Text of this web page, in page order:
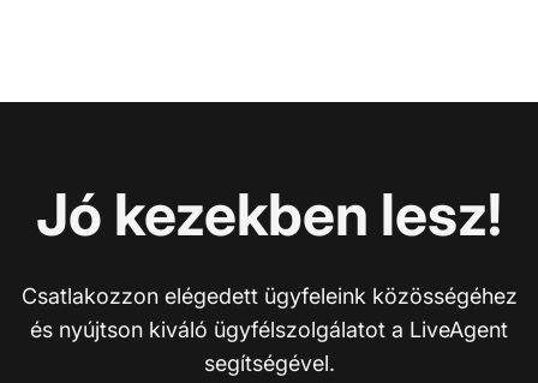
Jó kezekben lesz!
Csatlakozzon elégedett ügyfeleink közösségéhez
és nyújtson kiváló ügyfélszolgálatot a LiveAgent
segítségével.